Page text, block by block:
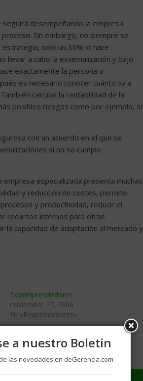
desempeñando la empresa
Sin embargo, no siempre se
solo un 30% lo hace
llevar a cabo la externalización y bajo
exactamente la persona o
es necesario conocer cuánto va a
calcular la rentabilidad de la
posibles riesgos como por ejemplo, si
con un acuerdo en el que se
si no se cumple.
especializada presenta muchas
y reducción de costes, permite
y productividad, reducir el
recursos internos para otras
la capacidad de adaptación al mercado y
Exoemprendedores
noviembre 27, 2006
En «Emprendedores»
a nuestro Boletin
las novedades en deGerencia.com